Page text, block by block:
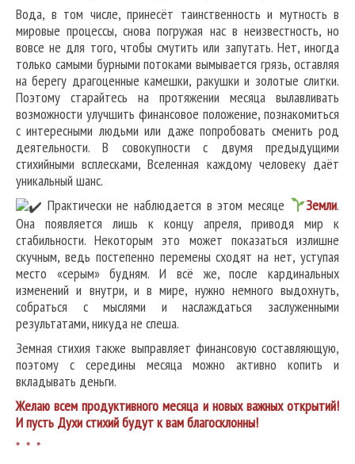
Вода, в том числе, принесёт таинственность и мутность в
мировые процессы, снова погружая нас в неизвестность, но
вовсе не для того, чтобы смутить или запутать. Нет, иногда
только самыми бурными потоками вымывается грязь, оставляя
на берегу драгоценные камешки, ракушки и золотые слитки.
Поэтому старайтесь на протяжении месяца вылавливать
возможности улучшить финансовое положение, познакомиться
с интересными людьми или даже попробовать сменить род
деятельности. В совокупности с двумя предыдущими
стихийными всплесками, Вселенная каждому человеку даёт
уникальный шанс.
Практически не наблюдается в этом месяце
Земли.
Она появляется лишь к концу апреля, приводя мир к
стабильности. Некоторым это может показаться излишне
скучным, ведь постепенно перемены сходят на нет, уступая
место «серым» будням. И всё же, после кардинальных
изменений и внутри, и в мире, нужно немного выдохнуть,
собраться с мыслями и наслаждаться заслуженными
результатами, никуда не спеша.
Земная стихия также выправляет финансовую составляющую,
поэтому с середины месяца можно активно копить и
вкладывать деньги.
Желаю всем продуктивного месяца и новых важных открытий!
И пусть Духи стихий будут к вам благосклонны!
* * *